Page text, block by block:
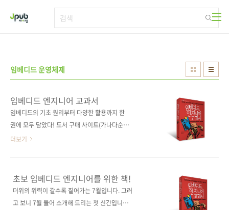
임베디드 운영체제
임베디드 엔지니어 교과서
임베디드의 기초 원리부터 다양한 활용까지 한
권에 모두 담았다! 도서 구매 사이트(가나다순)
[교보문고] [도서11번가] [반디앤루니스] [알라
글북스] [리디북스] [알라딘] [예스이십사] 출판
사 제이펍도서명 임베디드 엔지니어 교과서부
제 인공지능 시대가 요구하는 임베디드 시스템
더보기
초보 임베디드 엔지니어를 위한 책!
더위의 위력이 갈수록 짙어가는 7월입니다. 그러
고 보니 7월 들어 소개해 드리는 첫 신간입니다.